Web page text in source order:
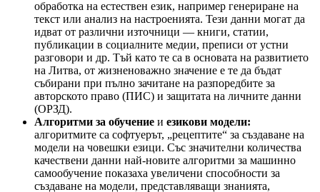
обработка на естествен език, например генериране на
текст или анализ на настроенията. Тези данни могат да
идват от различни източници — книги, статии,
публикации в социалните медии, преписи от устни
разговори и др. Тъй като те са в основата на развитието
на Литва, от жизненоважно значение е те да бъдат
събирани при пълно зачитане на разпоредбите за
авторското право (ПИС) и защитата на личните данни
(ОРЗД).
Алгоритми за обучение и езикови модели:
алгоритмите са софтуерът, „рецептите“ за създаване на
модели на човешки езици. Със значителни количества
качествени данни най-новите алгоритми за машинно
самообучение показаха увеличени способности за
създаване на модели, представляващи знанията,